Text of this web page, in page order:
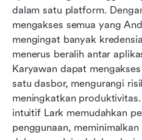
dalam satu platform.
mengakses semua yang
mengingat banyak
menerus beralih antar
Karyawan dapat
satu dasbor, mengurangi
meningkatkan
intuitif Lark memudahkan
penggunaan,